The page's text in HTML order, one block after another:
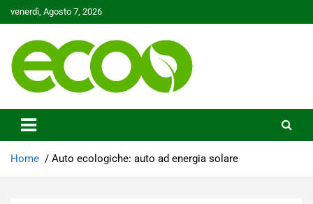
to
venerdì, Agosto 7, 2026
Ecoo.it
Home Auto ecologiche: auto ad energia solare